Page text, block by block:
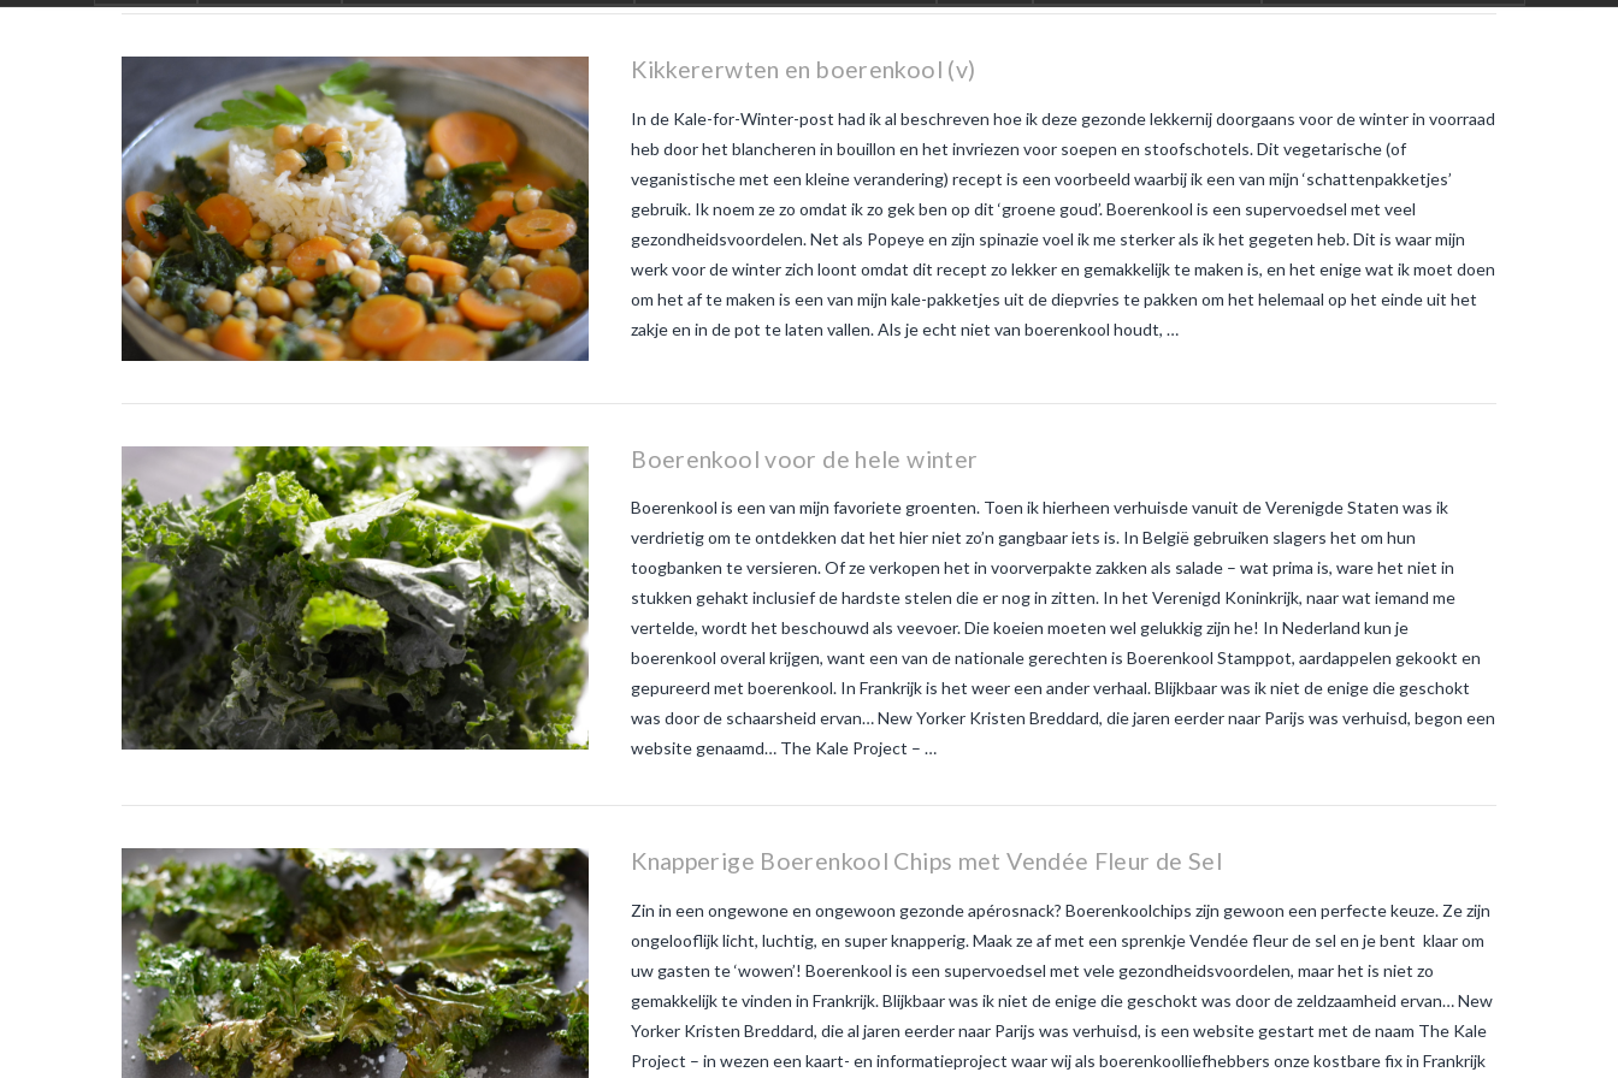
Kikkererwten en boerenkool (v)
In de Kale-for-Winter-post had ik al beschreven hoe ik deze gezonde lekkernij doorgaans voor de winter in voorraad
heb door het blancheren in bouillon en het invriezen voor soepen en stoofschotels. Dit vegetarische (of
veganistische met een kleine verandering) recept is een voorbeeld waarbij ik een van mijn ‘schattenpakketjes’
gebruik. Ik noem ze zo omdat ik zo gek ben op dit ‘groene goud’. Boerenkool is een supervoedsel met veel
gezondheidsvoordelen. Net als Popeye en zijn spinazie voel ik me sterker als ik het gegeten heb. Dit is waar mijn
werk voor de winter zich loont omdat dit recept zo lekker en gemakkelijk te maken is, en het enige wat ik moet doen
om het af te maken is een van mijn kale-pakketjes uit de diepvries te pakken om het helemaal op het einde uit het
zakje en in de pot te laten vallen. Als je echt niet van boerenkool houdt, …
Boerenkool voor de hele winter
Boerenkool is een van mijn favoriete groenten. Toen ik hierheen verhuisde vanuit de Verenigde Staten was ik
verdrietig om te ontdekken dat het hier niet zo’n gangbaar iets is. In België gebruiken slagers het om hun
toogbanken te versieren. Of ze verkopen het in voorverpakte zakken als salade – wat prima is, ware het niet in
stukken gehakt inclusief de hardste stelen die er nog in zitten. In het Verenigd Koninkrijk, naar wat iemand me
vertelde, wordt het beschouwd als veevoer. Die koeien moeten wel gelukkig zijn he! In Nederland kun je
boerenkool overal krijgen, want een van de nationale gerechten is Boerenkool Stamppot, aardappelen gekookt en
gepureerd met boerenkool. In Frankrijk is het weer een ander verhaal. Blijkbaar was ik niet de enige die geschokt
was door de schaarsheid ervan… New Yorker Kristen Breddard, die jaren eerder naar Parijs was verhuisd, begon een
website genaamd… The Kale Project – …
Knapperige Boerenkool Chips met Vendée Fleur de Sel
Zin in een ongewone en ongewoon gezonde apérosnack? Boerenkoolchips zijn gewoon een perfecte keuze. Ze zijn
ongelooflijk licht, luchtig, en super knapperig. Maak ze af met een sprenkje Vendée fleur de sel en je bent klaar om
uw gasten te ‘wowen’! Boerenkool is een supervoedsel met vele gezondheidsvoordelen, maar het is niet zo
gemakkelijk te vinden in Frankrijk. Blijkbaar was ik niet de enige die geschokt was door de zeldzaamheid ervan… New
Yorker Kristen Breddard, die al jaren eerder naar Parijs was verhuisd, is een website gestart met de naam The Kale
Project – in wezen een kaart- en informatieproject waar wij als boerenkoolliefhebbers onze kostbare fix in Frankrijk